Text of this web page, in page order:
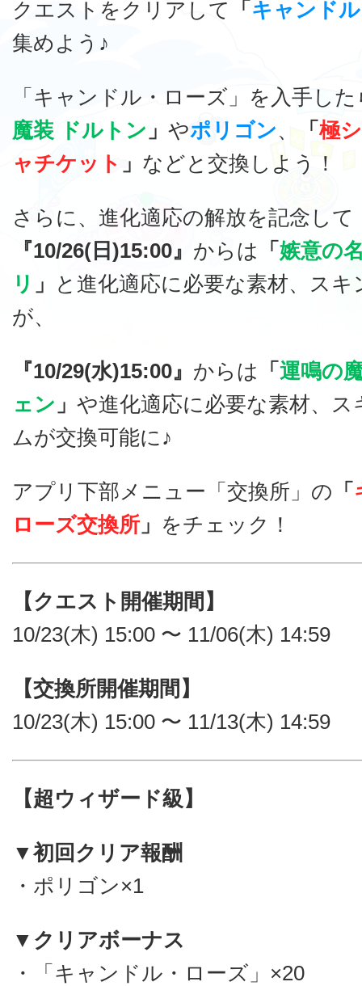
クエストをクリアして 「 キャンド
集めよう♪
「キャンドル・ローズ」を入手し
魔装 ドルトン 」 やポリゴン、 「 極
ャチケット 」 などと交換しよう！
さらに、進化適応の解放を記念して
『10/26(日)15:00』 からは 「 嫉意の
リ 」 と進化適応に必要な素材、ス
が、
『10/29(水)15:00』 からは 「 運鳴の
ェン 」 や進化適応に必要な素材、
ムが交換可能に♪
アプリ下部メニュー「交換所」の 「
ローズ交換所 」 をチェック！
【クエスト開催期間】
10/23(木) 15:00 〜 11/06(木) 14:59
【交換所開催期間】
10/23(木) 15:00 〜 11/13(木) 14:59
【超ウィザード級】
▼初回クリア報酬
・ポリゴン×1
▼クリアボーナス
・「キャンドル・ローズ」×20